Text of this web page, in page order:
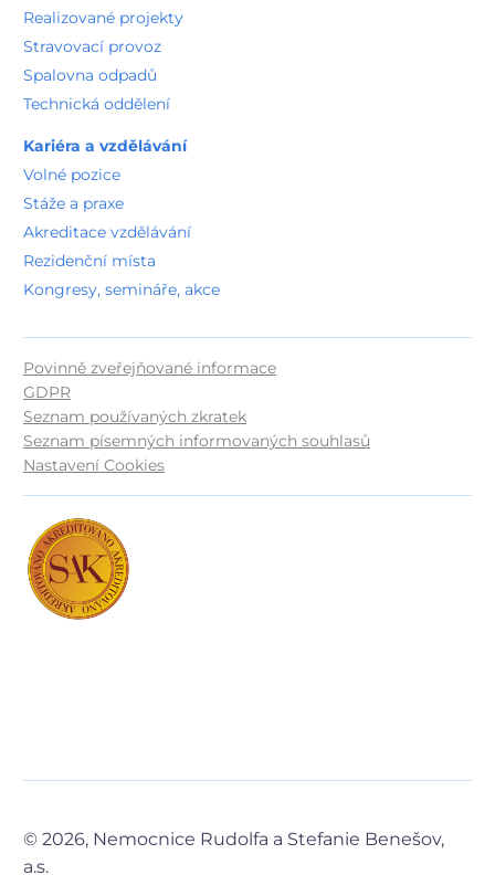
Realizované projekty
Stravovací provoz
Spalovna odpadů
Technická oddělení
Kariéra a vzdělávání
Volné pozice
Stáže a praxe
Akreditace vzdělávání
Rezidenční místa
Kongresy, semináře, akce
Povinně zveřejňované informace
GDPR
Seznam používaných zkratek
Seznam písemných informovaných souhlasů
Nastavení Cookies
© 2026, Nemocnice Rudolfa a Stefanie Benešov,
a.s.